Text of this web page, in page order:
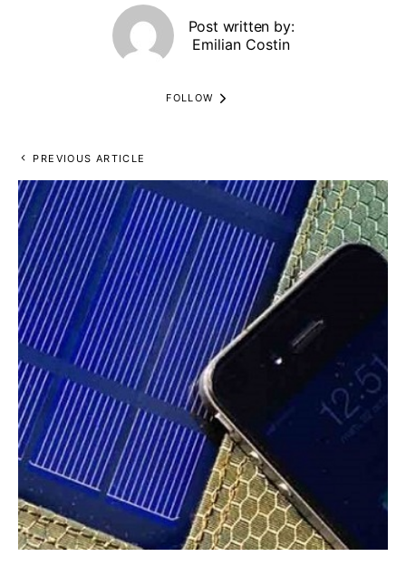
Post written by:
Emilian Costin
FOLLOW
PREVIOUS ARTICLE